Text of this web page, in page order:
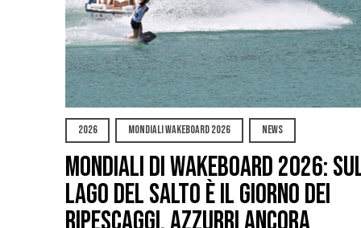
2026 MONDIALI WAKEBOARD 2026 NEWS
Mondiali di Wakeboard 2026:
Lago del Salto è il giorno dei